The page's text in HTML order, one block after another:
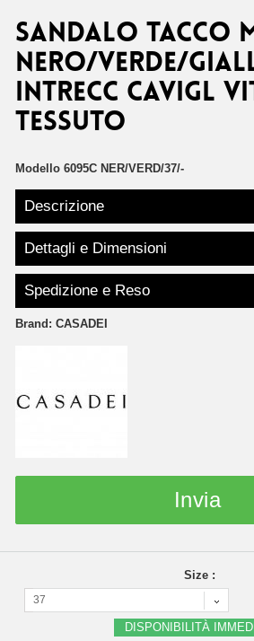
SANDALO TACCO
NERO/VERDE/
INTRECC CAVIGL
TESSUTO
Modello 6095C NER/VERD/37/-
Descrizione
Dettagli e Dimensioni
Spedizione e Reso
Brand: CASADEI
Invia
Size :
37
DISPONIBILITÀ